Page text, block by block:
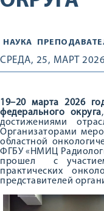
НАУКА
СРЕДА, 25, МАРТ
19–20 марта 2026
федерального округа
достижениями
Организаторами
областной
ФГБУ «НМИЦ
прошел с участием
практических
представителей